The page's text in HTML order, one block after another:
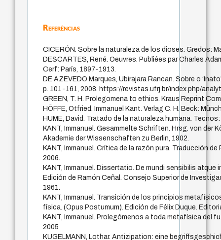
Referências
CICERÓN. Sobre la naturaleza de los dioses. Gredos:
DESCARTES, René. Oeuvres. Publiées par Charles
Cerf: París, 1897-1913.
DE AZEVEDO Marques, Ubirajara Rancan. Sobre o
p. 101-161, 2008. https://revistas.ufrj.br/index.php/
GREEN, T. H. Prolegomena to ethics. Kraus Reprint
HÖFFE, Otfried. Immanuel Kant. Verlag C. H. Beck:
HUME, David. Tratado de la naturaleza humana. Tecnos:
KANT, Immanuel. Gesammelte Schriften. Hrsg. von der
Akademie der Wissenschaften zu Berlin, 1902.
KANT, Immanuel. Crítica de la razón pura. Traducción
2006.
KANT, Immanuel. Dissertatio. De mundi sensibilis
Edición de Ramón Ceñal. Consejo Superior de
1961.
KANT, Immanuel. Transición de los principios
física. (Opus Postumum). Edición de Félix Duque.
KANT, Immanuel. Prolegómenos a toda metafísica del
2005
KUGELMANN, Lothar. Antizipation: eine